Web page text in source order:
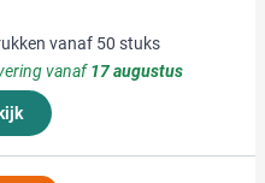
vanaf 50 stuks
vanaf17 augustus